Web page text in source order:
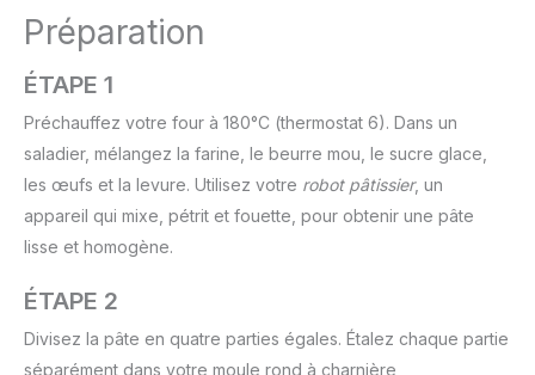
Préparation
ÉTAPE 1
Préchauffez votre four à 180°C (thermostat 6). Dans un
saladier, mélangez la farine, le beurre mou, le sucre glace,
les œufs et la levure. Utilisez votre robot pâtissier, un
appareil qui mixe, pétrit et fouette, pour obtenir une pâte
lisse et homogène.
ÉTAPE 2
Divisez la pâte en quatre parties égales. Étalez chaque partie
séparément dans votre moule rond à charnière